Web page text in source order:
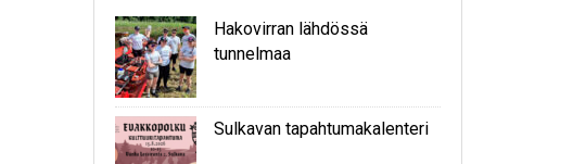
Hakovirran lähdössä
tunnelmaa
Sulkavan tapahtumakalenteri